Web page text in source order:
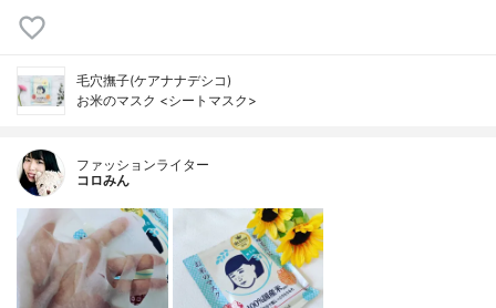
毛穴撫子(ケアナナデシコ)
お米のマスク <シートマスク>
ファッションライター
コロみん